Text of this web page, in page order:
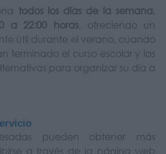
todos los días de la semana
a 22:00 horas, ofreciendo un
útil durante el verano, cuando
terminado el curso escolar y las
para organizar su día a
pueden obtener más
a través de la página web